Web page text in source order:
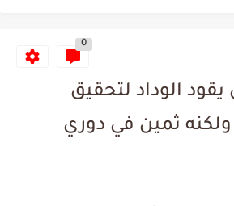
عرض قطري يُغري ادارة النادي الإفريقي للتخلي عن موهبتها
0
الوداد لتحقيق
ثمين في دوري